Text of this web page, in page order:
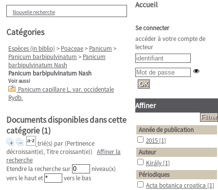
Nouvelle recherche
Catégories
Espèces (in biblio) > Poaceae> Panicum >
Panicum barbipulvinatum > Panicum
barbipulvinatum Nash
Panicum barbipulvinatum Nash
Voir aussi
Panicum capillare L. var. occidentale
Rydb.
Documents disponibles dans cette
catégorie (1)
trié(s) par (Pertinence
décroissant(e), Titre croissant(e)) Affiner la
recherche
Etendre la recherche sur
niveau(x)
vers le haut et
vers le bas
Accueil
Se connecter
accéder à votre compte de
lecteur
Affiner
Année de publication
2015 [1]
Auteur
Király [1]
Périodiques
Acta botanica croatica [1]